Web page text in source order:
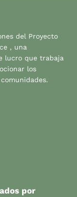
del Proyecto
, una
lucro que trabaja
los
por